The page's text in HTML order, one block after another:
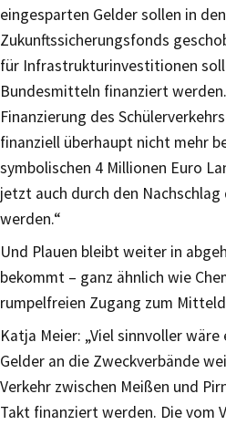
eingesparten Gelder sollen in
Zukunftssicherungsfonds
für Infrastrukturinvestitionen
Bundesmitteln finanziert
Finanzierung des
finanziell überhaupt nicht mehr
symbolischen 4 Millionen Euro
jetzt auch durch den
werden.“
Und Plauen bleibt weiter in
bekommt – ganz ähnlich wie
rumpelfreien Zugang zum
Katja Meier: „Viel sinnvoller
Gelder an die Zweckverbände
Verkehr zwischen Meißen und
Takt finanziert werden. Die vom